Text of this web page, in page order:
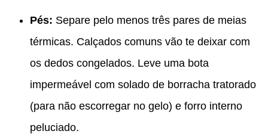
Pés: Separe pelo menos três pares de meias
térmicas. Calçados comuns vão te deixar com
os dedos congelados. Leve uma bota
impermeável com solado de borracha tratorado
(para não escorregar no gelo) e forro interno
peluciado.